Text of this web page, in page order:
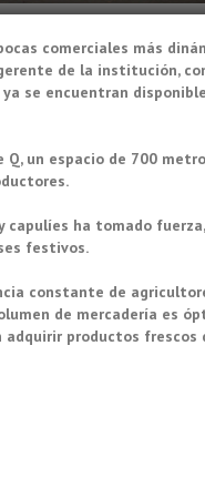
comerciales más
de la institución,
se encuentran
un espacio de 700
capulíes ha tomado
festivos.
constante de
de mercadería es
productos frescos